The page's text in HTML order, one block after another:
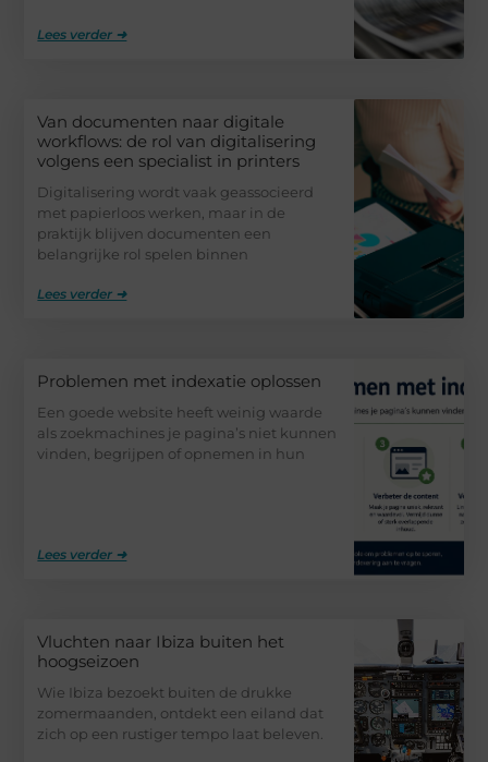
Lees verder ➜
Van documenten naar digitale
workflows: de rol van digitalisering
volgens een specialist in printers
Digitalisering wordt vaak geassocieerd
met papierloos werken, maar in de
praktijk blijven documenten een
belangrijke rol spelen binnen
Lees verder ➜
Problemen met indexatie oplossen
Een goede website heeft weinig waarde
als zoekmachines je pagina’s niet kunnen
vinden, begrijpen of opnemen in hun
Lees verder ➜
Vluchten naar Ibiza buiten het
hoogseizoen
Wie Ibiza bezoekt buiten de drukke
zomermaanden, ontdekt een eiland dat
zich op een rustiger tempo laat beleven.